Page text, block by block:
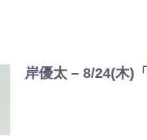
岸優太 – 8/24(木)